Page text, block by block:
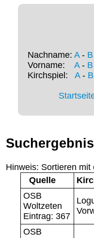
Nachname: A- B
Vorname: A- B
Kirchspiel: A- B
Hinweis: Sortieren
Quelle
OSB
Woltzeten
Eintrag: 367
OSB